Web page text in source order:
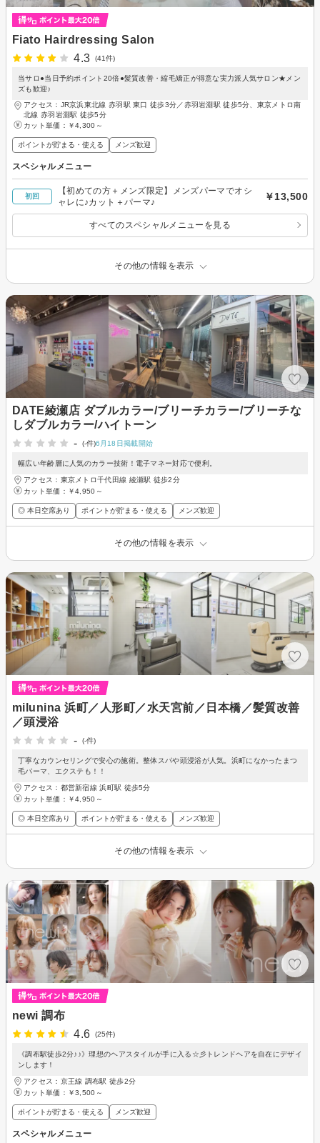
Fiato Hairdressing Salon
4.3
(41件)
当サロ●当日予約ポイント20倍●髪質改善・縮毛矯正が得意な実力派人気サロン★メン
ズも歓迎♪
アクセス：JR京浜東北線 赤羽駅 東口 徒歩3分／赤羽岩淵駅 徒歩5分、東京メトロ南
北線 赤羽岩淵駅 徒歩5分
カット単価： ￥4,300～
ポイントが貯まる・使える メンズ歓迎
スペシャルメニュー
初回
【初めての方＋メンズ限定】メンズパーマでオシ
ャレに♪カット＋パーマ♪
￥13,500
すべてのスペシャルメニューを見る
その他の情報を表示
DATE綾瀬店 ダブルカラー/ブリーチカラー/ブリーチな
しダブルカラー/ハイトーン
-
(-件)6月18日掲載開始
幅広い年齢層に人気のカラー技術！電子マネー対応で便利。
アクセス：東京メトロ千代田線 綾瀬駅 徒歩2分
カット単価： ￥4,950～
◎ 本日空席あり ポイントが貯まる・使える メンズ歓迎
その他の情報を表示
milunina 浜町／人形町／水天宮前／日本橋／髪質改善
／頭浸浴
-
(-件)
丁寧なカウンセリングで安心の施術。整体スパや頭浸浴が人気。浜町になかったまつ
毛パーマ、エクステも！！
アクセス：都営新宿線 浜町駅 徒歩5分
カット単価： ￥4,950～
◎ 本日空席あり ポイントが貯まる・使える メンズ歓迎
その他の情報を表示
newi 調布
4.6
(25件)
《調布駅徒歩2分♪♪》理想のヘアスタイルが手に入る☆彡トレンドヘアを自在にデザイ
ンします！
アクセス：京王線 調布駅 徒歩2分
カット単価： ￥3,500～
ポイントが貯まる・使える メンズ歓迎
スペシャルメニュー